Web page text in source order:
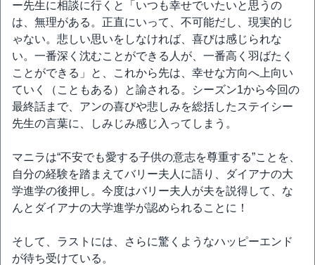
ー先生に相談に行くと「いつも幸せでいたいと思うの
は、無理がある。正直にいって、不可能だし、現実的じ
ゃない。悲しい思いをしなければ、喜びは感じられな
い。一番深く沈むことができる人が、一番高く羽ばたく
ことができる」と、これから先は、幸せな方向へ上向い
ていく（こともある）と諭される。シーズン1から今回の
最終話まで、アンの喜びや悲しみを総括したステイシー
先生の言葉に、しみじみ感じ入ってしまう。
マニラは“不安でも愛する子供の意志を尊重する”ことを、
自分の経験を踏まえてバリー夫人に語り、ダイアナの大
学進学の後押し。今度はバリー夫人が夫を説得して、な
んとダイアナの大学進学が認められることに！
そして、ラストには、さらに驚くようなハッピーエンド
が待ち受けている。